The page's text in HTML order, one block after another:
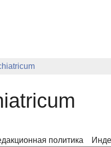
политика